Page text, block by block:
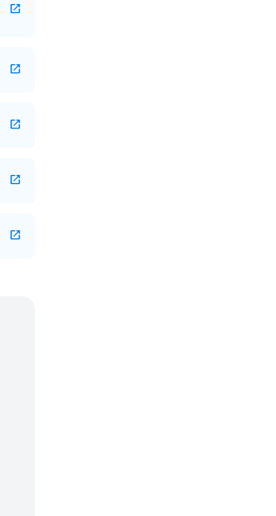
open_in_new
open_in_new
open_in_new
open_in_new
open_in_new